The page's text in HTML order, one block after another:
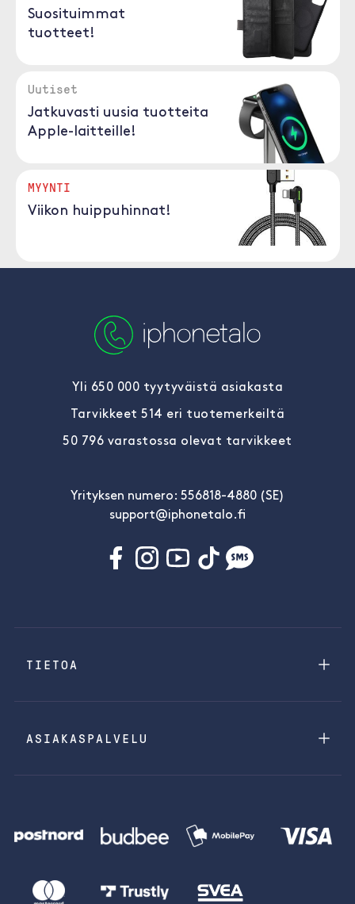
Suosituimmat
tuotteet!
Uutiset
Jatkuvasti uusia tuotteita
Apple-laitteille!
MYYNTI
Viikon huippuhinnat!
Yli 650 000 tyytyväistä asiakasta
Tarvikkeet 514 eri tuotemerkeiltä
50 796 varastossa olevat tarvikkeet
Yrityksen numero: 556818-4880 (SE)
support@iphonetalo.fi
TIETOA
ASIAKASPALVELU